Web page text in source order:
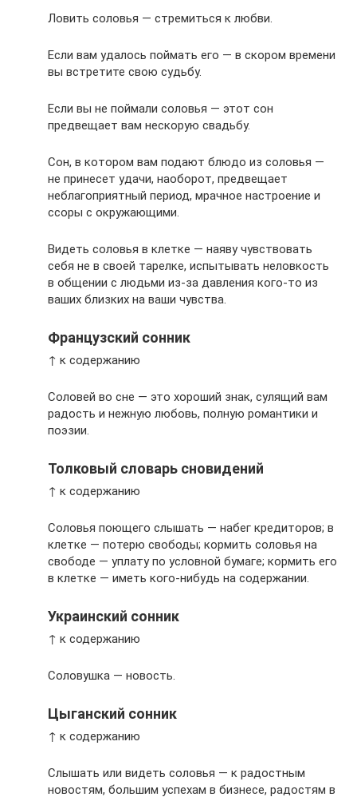
Ловить соловья — стремиться к любви.
Если вам удалось поймать его — в скором времени
вы встретите свою судьбу.
Если вы не поймали соловья — этот сон
предвещает вам нескорую свадьбу.
Сон, в котором вам подают блюдо из соловья —
не принесет удачи, наоборот, предвещает
неблагоприятный период, мрачное настроение и
ссоры с окружающими.
Видеть соловья в клетке — наяву чувствовать
себя не в своей тарелке, испытывать неловкость
в общении с людьми из-за давления кого-то из
ваших близких на ваши чувства.
Французский сонник
↑ к содержанию
Соловей во сне — это хороший знак, сулящий вам
радость и нежную любовь, полную романтики и
поэзии.
Толковый словарь сновидений
↑ к содержанию
Соловья поющего слышать — набег кредиторов; в
клетке — потерю свободы; кормить соловья на
свободе — уплату по условной бумаге; кормить его
в клетке — иметь кого-нибудь на содержании.
Украинский сонник
↑ к содержанию
Соловушка — новость.
Цыганский сонник
↑ к содержанию
Слышать или видеть соловья — к радостным
новостям, большим успехам в бизнесе, радостям в